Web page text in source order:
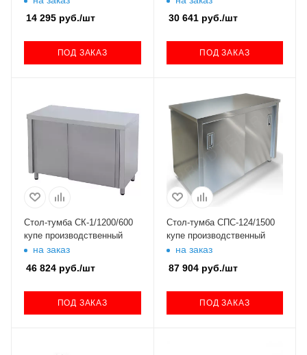
14 295 руб./шт
ПОД ЗАКАЗ
30 641руб./шт
ПОД ЗАКАЗ
Стол-тумба СК-1/1200/600
купе производственный
на заказ
46 824 руб./шт
ПОД ЗАКАЗ
Стол-тумба СПС-124/1500
купе производственный
на заказ
87 904руб./шт
ПОД ЗАКАЗ